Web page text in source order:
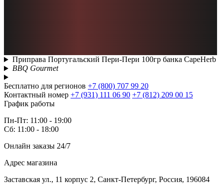
Приправа Португальский Пери-Пери 100гр банка CapeHerb
BBQ Gourmet
Бесплатно для регионов +7 (800) 707 99 20
Контактный номер +7 (931) 111 06 90 +7 (812) 209 00 15
График работы
Пн-Пт: 11:00 - 19:00
Сб: 11:00 - 18:00
Онлайн заказы 24/7
Адрес магазина
Заставская ул., 11 корпус 2, Санкт-Петербург, Россия, 196084